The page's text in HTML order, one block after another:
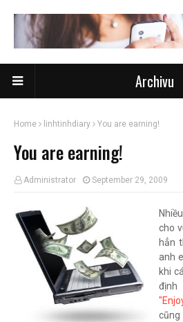
Archivu
Home linhtinhdiary You are earning!
You are earning!
Administrator September 29, 2009
cho
hẳn
anh
khi